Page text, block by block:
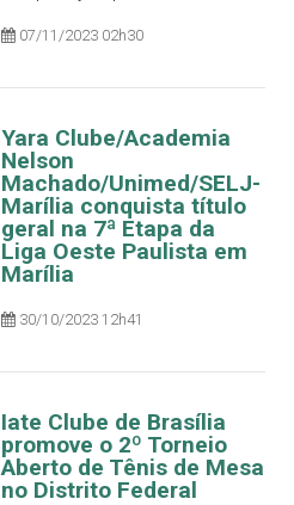
07/11/2023 02h30
Yara Clube/Academia
Nelson
Machado/Unimed/SELJ-
Marília conquista título
geral na 7ª Etapa da
Liga Oeste Paulista em
Marília
30/10/2023 12h41
Iate Clube de Brasília
promove o 2º Torneio
Aberto de Tênis de Mesa
no Distrito Federal